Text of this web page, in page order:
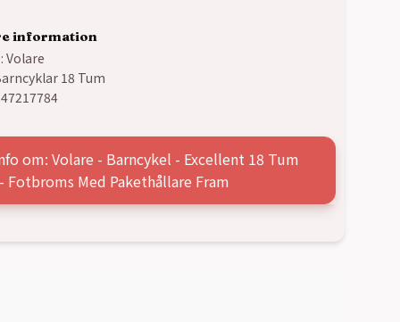
information
Volare
18 Tum
om: Volare - Barncykel - Excellent 18 Tum
Fotbroms Med Pakethållare Fram